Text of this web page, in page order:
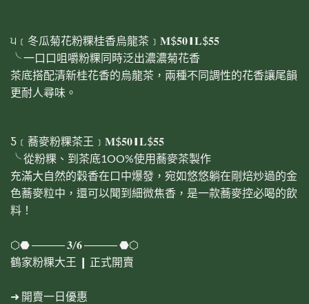
੫﹝冬瓜菊花粉粿桂香烏龍茶﹞𝐌$𝟓𝟎 ❙ 𝐋$𝟓𝟓
╰ 一口口咀嚼粉粿同時泛出濃濃菊花香
茶底搭配清新桂花香的烏龍茶，兩種不同調性的花香讓尾韻
更耐人尋味。
Ƽ﹝蕎麥粉粿茶王﹞𝐌$𝟓𝟎 ❙ 𝐋$𝟓𝟓
╰ 從粉粿、到茶底1OO%使用蕎麥茶製作
充滿大自然的穀香在口中爆發，宛如悠悠躺在剛焙炒過的金
色蕎麥粒中，還可以聞到細微焦香，是一款蕎麥控必喝的飲
料！
⬡⬣ ――― 𝟑/𝟔 ――― ⬣⬡
鶴家粉粿大王 ❙ 正式開賣
➜ 開賣一日優惠